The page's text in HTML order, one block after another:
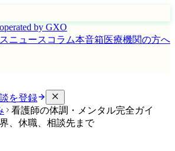
operated by GXO
ニュース コラム本音箱医療機関の方へ
を登録
看護師の体調・メンタル完全ガイ
、休職、相談先まで